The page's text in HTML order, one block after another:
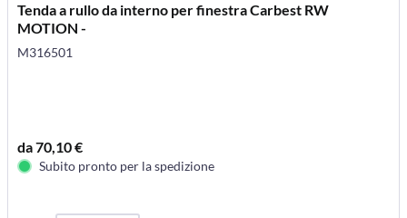
Tenda a rullo da interno per finestra Carbest RW
MOTION -
M316501
da 70,10 €
Subito pronto per la spedizione